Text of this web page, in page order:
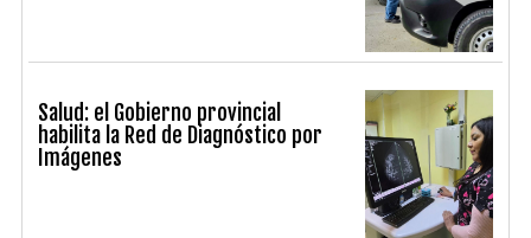
Salud: el Gobierno provincial
habilita la Red de Diagnóstico por
Imágenes